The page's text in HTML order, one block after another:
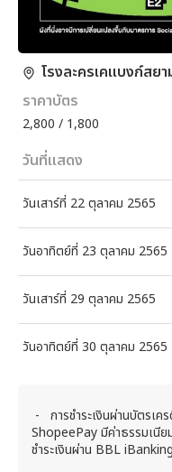
โรงละครเคแบงก์สย
ราคาบัตร
2,800 / 1,800
วันที่แสดง
วันเสาร์ที่ 22 ตุลาคม 2565
วันอาทิตย์ที่ 23 ตุลาคม 2565
วันเสาร์ที่ 29 ตุลาคม 2565
วันอาทิตย์ที่ 30 ตุลาคม 2565
- การชำระเงินผ่านบัตรเ
ShopeePay มีค่าธรรมเนี
ชำระเงินผ่าน BBL